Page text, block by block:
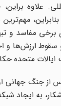
علاوه
مفاسد و
و سقوط ارزش‌ها
متحده
از جنگ جهانی
به ایجاد